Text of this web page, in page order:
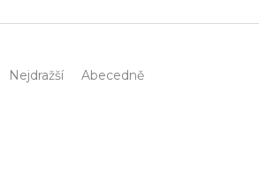
Nejdražší Abecedně